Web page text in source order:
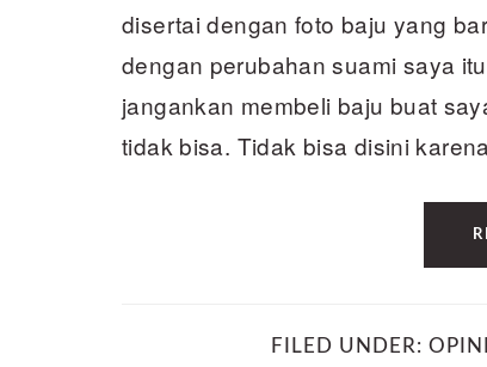
disertai dengan foto baju yang
dengan perubahan suami saya
jangankan membeli baju buat
tidak bisa. Tidak bisa disini
FILED UNDER: OPINI